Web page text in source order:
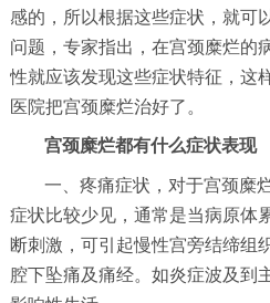
感的，所以根据这些症状，就可
问题，专家指出，在宫颈糜烂的
性就应该发现这些症状特征，这
医院把宫颈糜烂治好了。
宫颈糜烂都有什么症状表现
一、疼痛症状，对于宫颈糜
症状比较少见，通常是当病原体
断刺激，可引起慢性宫旁结缔组
腔下坠痛及痛经。如炎症波及到